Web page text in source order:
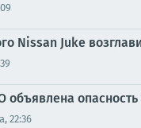
Nissan Juke
объявлена
22:36